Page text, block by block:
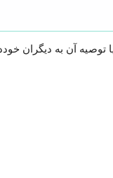
آن به دیگران